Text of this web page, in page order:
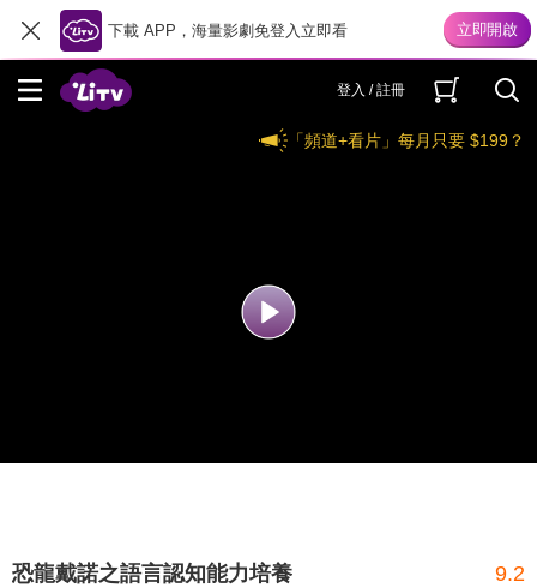
下載 APP，海量影劇免登入立即看
登入 / 註冊
「頻道+看片」每月只要 $199？
恐龍戴諾之語言認知能力培養 9.2